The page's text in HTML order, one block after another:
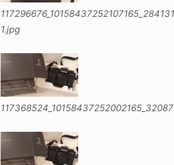
1.jpg